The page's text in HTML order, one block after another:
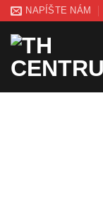
Skip
content
NAPÍŠTE NÁM